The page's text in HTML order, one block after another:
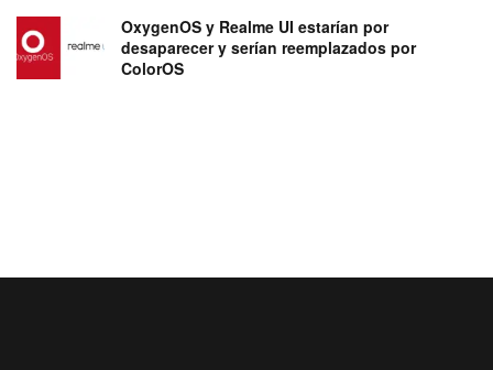
OxygenOS y Realme UI estarían por
desaparecer y serían reemplazados por
ColorOS